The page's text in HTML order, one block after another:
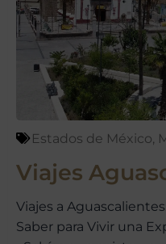
Estados de México,
Viajes
Viajes a
Saber para Vivir una